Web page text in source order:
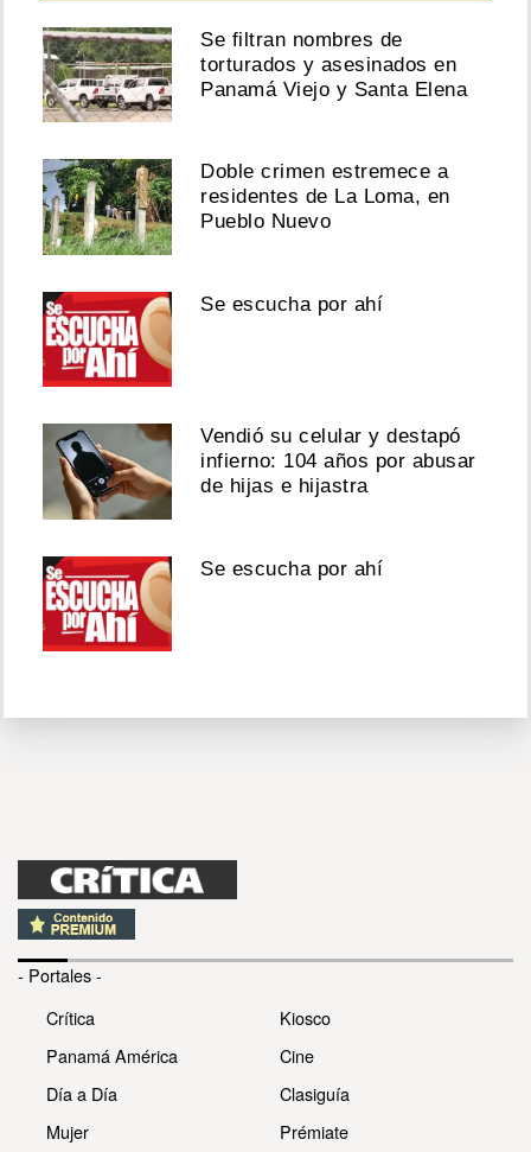
Se filtran nombres de
torturados y asesinados en
Panamá Viejo y Santa Elena
Doble crimen estremece a
residentes de La Loma, en
Pueblo Nuevo
Se escucha por ahí
Vendió su celular y destapó
infierno: 104 años por abusar
de hijas e hijastra
Se escucha por ahí
- Portales -
Crítica
Panamá América
Día a Día
Mujer
Kiosco
Cine
Clasiguía
Prémiate